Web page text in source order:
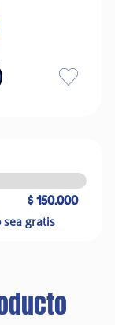
$ 150.000
gratis